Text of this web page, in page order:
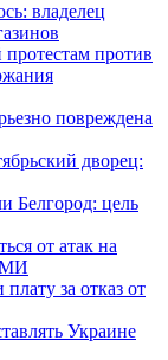
владелец
против
повреждена
дворец:
Белгород: цель
от атак на
за отказ от
Украине